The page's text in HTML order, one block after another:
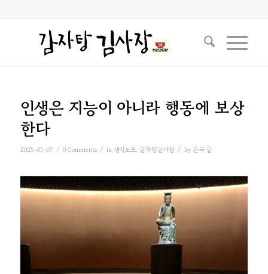
인생은 지능이 아니라 행동에 보상
한다
2025-07-07 / 0 Comments / in 생각노트, 감자탕김사장 / by 은국 김